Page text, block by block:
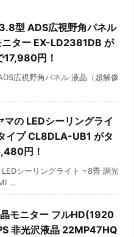
型 ADS広視野角パネル
ター EX-LD2381DB が
17,980円！
広視野角パネル 液晶（超解像
マの LEDシーリングライ
イプ CL8DLA-UB1 がタ
円！
シーリングライト ~8畳 調光
...
モニター フルHD(1920
非光沢液晶 22MP47HQ